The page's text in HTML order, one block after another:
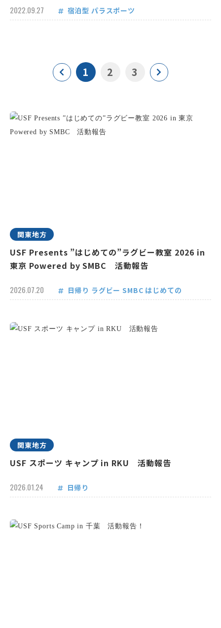
2022.09.27 宿泊型 パラスポーツ
1 2 3
関東地方
USF Presents ”はじめての”ラグビー教室 2026 in
東京 Powered by SMBC 活動報告
2026.07.20 日帰り ラグビー SMBC はじめての
関東地方
USF スポーツ キャンプ in RKU 活動報告
2026.01.24 日帰り